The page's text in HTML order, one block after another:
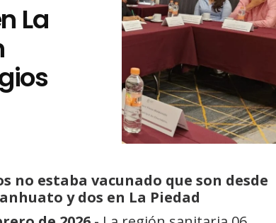
La
no estaba vacunado que son desde
y dos en La Piedad